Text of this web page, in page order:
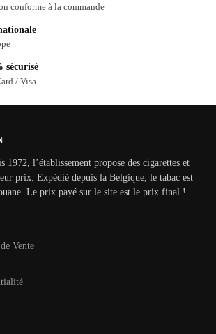
conforme à la commande
sécurisé
/ Visa
1972, l’établissement propose des cigarettes et
prix. Expédié depuis la Belgique, le tabac est
Le prix payé sur le site est le prix final !
Vente